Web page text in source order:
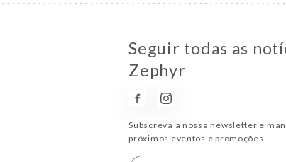
Seguir todas as
Zephyr
Subscreva a nossa newsletter e
próximos eventos e promoções.